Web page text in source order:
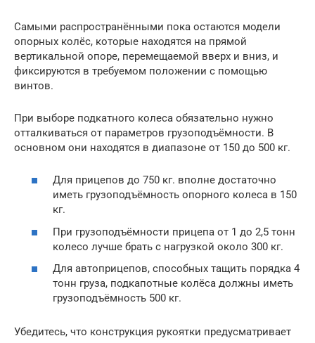
Самыми распространёнными пока остаются модели
опорных колёс, которые находятся на прямой
вертикальной опоре, перемещаемой вверх и вниз, и
фиксируются в требуемом положении с помощью
винтов.
При выборе подкатного колеса обязательно нужно
отталкиваться от параметров грузоподъёмности. В
основном они находятся в диапазоне от 150 до 500 кг.
Для прицепов до 750 кг. вполне достаточно
иметь грузоподъёмность опорного колеса в 150
кг.
При грузоподъёмности прицепа от 1 до 2,5 тонн
колесо лучше брать с нагрузкой около 300 кг.
Для автоприцепов, способных тащить порядка 4
тонн груза, подкапотные колёса должны иметь
грузоподъёмность 500 кг.
Убедитесь, что конструкция рукоятки предусматривает